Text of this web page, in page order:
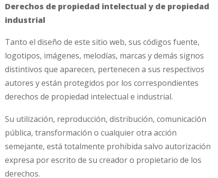
Derechos de propiedad intelectual y de propiedad
industrial
Tanto el diseño de este sitio web, sus códigos fuente,
logotipos, imágenes, melodías, marcas y demás signos
distintivos que aparecen, pertenecen a sus respectivos
autores y están protegidos por los correspondientes
derechos de propiedad intelectual e industrial.
Su utilización, reproducción, distribución, comunicación
pública, transformación o cualquier otra acción
semejante, está totalmente prohibida salvo autorización
expresa por escrito de su creador o propietario de los
derechos.